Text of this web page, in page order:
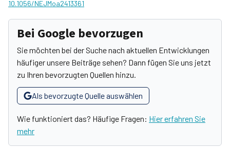
10.1056/NEJMoa2413361
Bei Google bevorzugen
Sie möchten bei der Suche nach aktuellen Entwicklungen
häufiger unsere Beiträge sehen? Dann fügen Sie uns jetzt
zu Ihren bevorzugten Quellen hinzu.
Als bevorzugte Quelle auswählen
Wie funktioniert das? Häufige Fragen: Hier erfahren Sie
mehr